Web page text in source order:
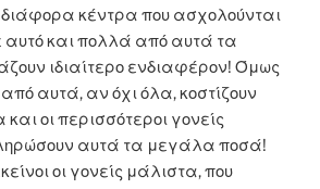
κέντρα που ασχολούνται
αυτό και πολλά από αυτά τα
ιδιαίτερο ενδιαφέρον! Όμως
αυτά, αν όχι όλα, κοστίζουν
οι περισσότεροι γονείς
αυτά τα μεγάλα ποσά!
οι γονείς μάλιστα, που